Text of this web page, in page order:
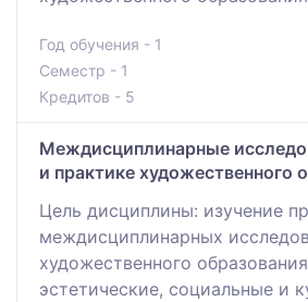
Год обучения - 1
Семестр - 1
Кредитов - 5
Междисциплинарные
и практике художественного
Цель дисциплины: изучение
междисциплинарных
художественного
эстетические, социальные и